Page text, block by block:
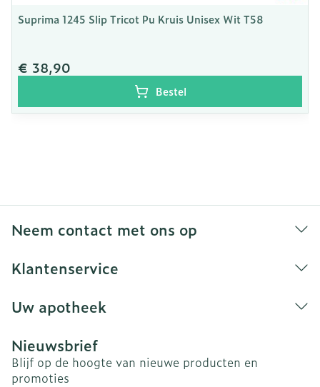
Suprima 1245 Slip Tricot Pu Kruis Unisex Wit T58
€ 38,90
Bestel
Neem contact met ons op
Klantenservice
Uw apotheek
Nieuwsbrief
Blijf op de hoogte van nieuwe producten en
promoties